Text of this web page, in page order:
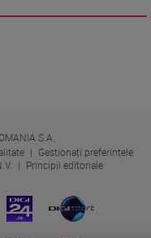
S.A.
Gestionați preferințele
Principii editoriale